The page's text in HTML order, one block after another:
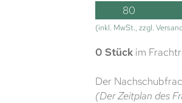
80
(inkl. MwSt., zzgl.
0 Stück im
Der
(Der Zeitplan des